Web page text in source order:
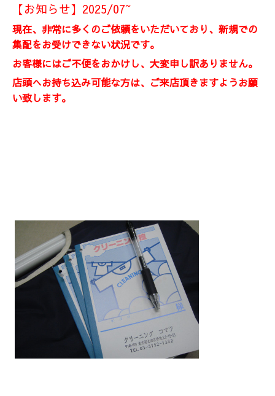
【お知らせ】2025/07~
現在、非常に多くのご依頼をいただいており、新規での
集配をお受けできない状況です。
お客様にはご不便をおかけし、大変申し訳ありません。
店頭へお持ち込み可能な方は、ご来店頂きますようお願
い致します。